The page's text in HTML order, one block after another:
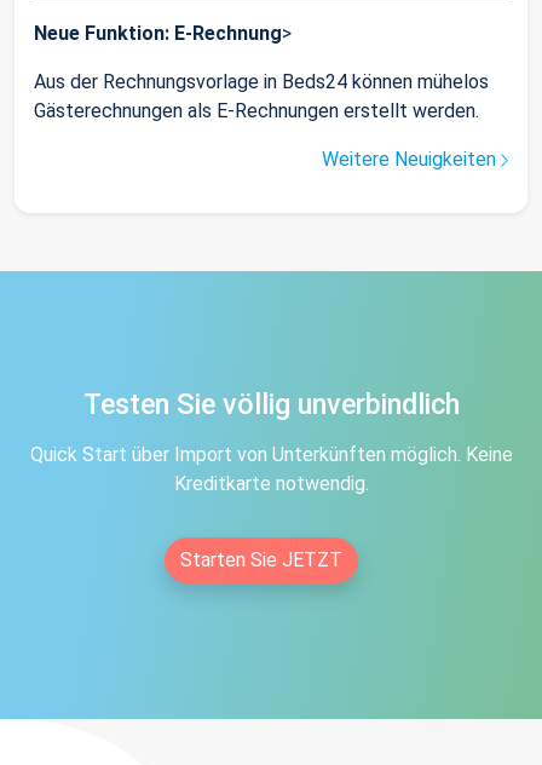
Neue Funktion: E-Rechnung>
Aus der Rechnungsvorlage in Beds24 können mühelos
Gästerechnungen als E-Rechnungen erstellt werden.
Weitere Neuigkeiten
Testen Sie völlig unverbindlich
Quick Start über Import von Unterkünften möglich. Keine
Kreditkarte notwendig.
Starten Sie JETZT